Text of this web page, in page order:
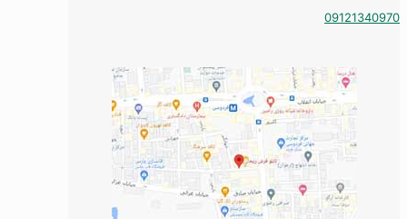
09121340970